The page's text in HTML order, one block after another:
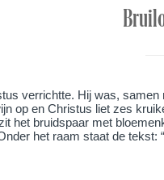
verrichtte. Hij was,
op en Christus liet zes
het bruidspaar met
het raam staat de tekst: